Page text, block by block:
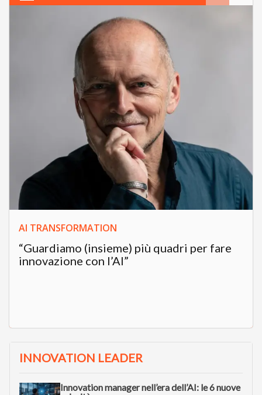
AI TRANSFORMATION
“Guardiamo (insieme) più quadri per fare
innovazione con l’AI”
INNOVATION LEADER
Innovation manager nell’era dell’AI: le 6 nuove